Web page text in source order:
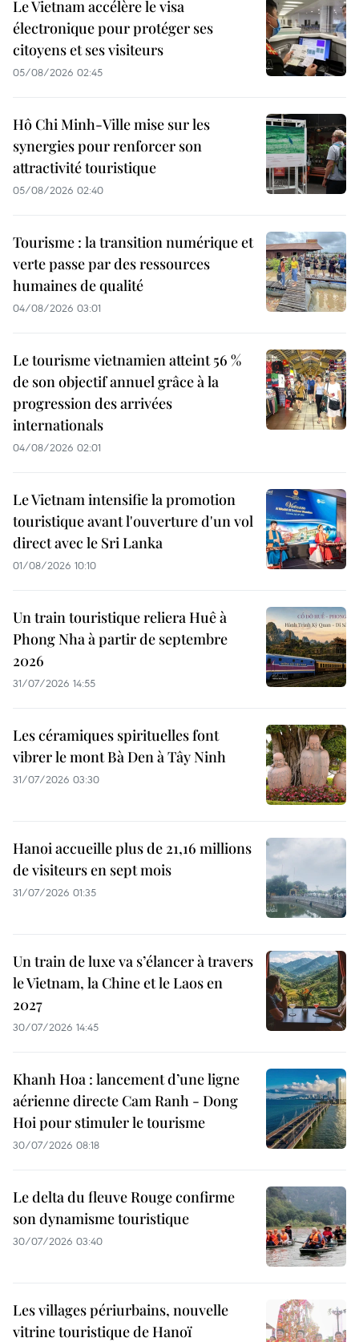
Le Vietnam accélère le visa
électronique pour protéger ses
citoyens et ses visiteurs
05/08/2026 02:45
Hô Chi Minh-Ville mise sur les
synergies pour renforcer son
attractivité touristique
05/08/2026 02:40
Tourisme : la transition numérique et
verte passe par des ressources
humaines de qualité
04/08/2026 03:01
Le tourisme vietnamien atteint 56 %
de son objectif annuel grâce à la
progression des arrivées
internationals
04/08/2026 02:01
Le Vietnam intensifie la promotion
touristique avant l'ouverture d'un vol
direct avec le Sri Lanka
01/08/2026 10:10
Un train touristique reliera Huê à
Phong Nha à partir de septembre
2026
31/07/2026 14:55
Les céramiques spirituelles font
vibrer le mont Bà Den à Tây Ninh
31/07/2026 03:30
Hanoi accueille plus de 21,16 millions
de visiteurs en sept mois ​
31/07/2026 01:35
Un train de luxe va s’élancer à travers
le Vietnam, la Chine et le Laos en
2027
30/07/2026 14:45
Khanh Hoa : lancement d’une ligne
aérienne directe Cam Ranh - Dong
Hoi pour stimuler le tourisme
30/07/2026 08:18
Le delta du fleuve Rouge confirme
son dynamisme touristique
30/07/2026 03:40
Les villages périurbains, nouvelle
vitrine touristique de Hanoï